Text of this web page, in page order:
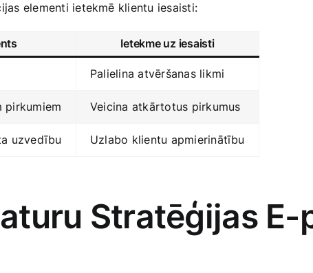
elementi‍ ietekmē klientu iesaisti:
Ietekme uz iesaisti
Palielina atvēršanas ‍likmi
pirkumiem Veicina atkārtotus pirkumus
uzvedību Uzlabo klientu apmierinātību
Stratēģijas